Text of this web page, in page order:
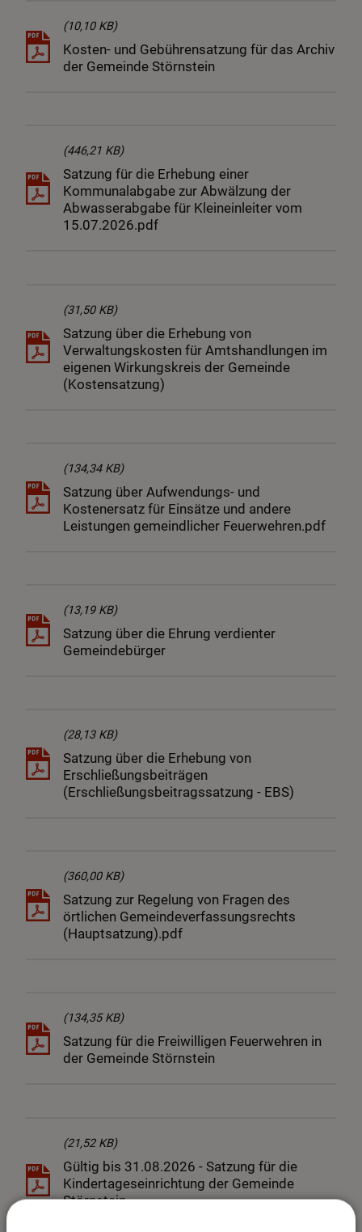
(10,10 KB)
Kosten- und Gebührensatzung für das Archiv
der Gemeinde Störnstein
(446,21 KB)
Satzung für die Erhebung einer
Kommunalabgabe zur Abwälzung der
Abwasserabgabe für Kleineinleiter vom
15.07.2026.pdf
(31,50 KB)
Satzung über die Erhebung von
Verwaltungskosten für Amtshandlungen im
eigenen Wirkungskreis der Gemeinde
(Kostensatzung)
(134,34 KB)
Satzung über Aufwendungs- und
Kostenersatz für Einsätze und andere
Leistungen gemeindlicher Feuerwehren.pdf
(13,19 KB)
Satzung über die Ehrung verdienter
Gemeindebürger
(28,13 KB)
Satzung über die Erhebung von
Erschließungsbeiträgen
(Erschließungsbeitragssatzung - EBS)
(360,00 KB)
Satzung zur Regelung von Fragen des
örtlichen Gemeindeverfassungsrechts
(Hauptsatzung).pdf
(134,35 KB)
Satzung für die Freiwilligen Feuerwehren in
der Gemeinde Störnstein
(21,52 KB)
Gültig bis 31.08.2026 - Satzung für die
Kindertageseinrichtung der Gemeinde
Störnstein